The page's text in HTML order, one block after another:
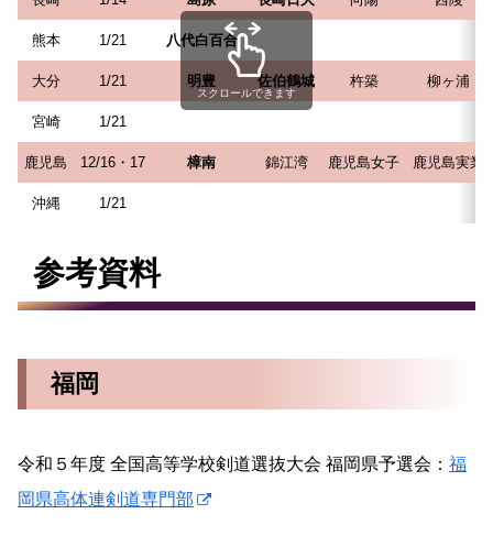
熊本 1/21 八代白百合
大分 1/21 明豊 佐伯鶴城 杵築 柳ヶ浦
宮崎 1/21
鹿児島 12/16・17 樟南 錦江湾 鹿児島女子 鹿児島実業
沖縄 1/21
スクロールできます
参考資料
福岡
令和５年度 全国高等学校剣道選抜大会 福岡県予選会： 福
岡県高体連剣道専門部